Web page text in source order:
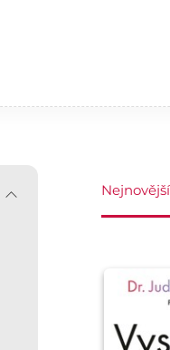
Nejnovější